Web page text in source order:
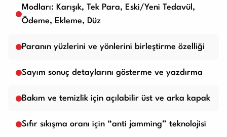
Modları: Karışık, Tek Para, Eski/Yeni Tedavül,
Ödeme, Ekleme, Düz
Paranın yüzlerini ve yönlerini birleştirme özelliği
Sayım sonuç detaylarını gösterme ve yazdırma
Bakım ve temizlik için açılabilir üst ve arka kapak
Sıfır sıkışma oranı için “anti jamming” teknolojisi